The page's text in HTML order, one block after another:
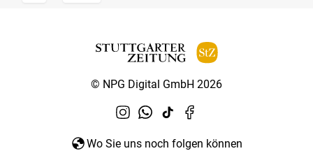
© NPG Digital GmbH 2026
Wo Sie uns noch folgen können